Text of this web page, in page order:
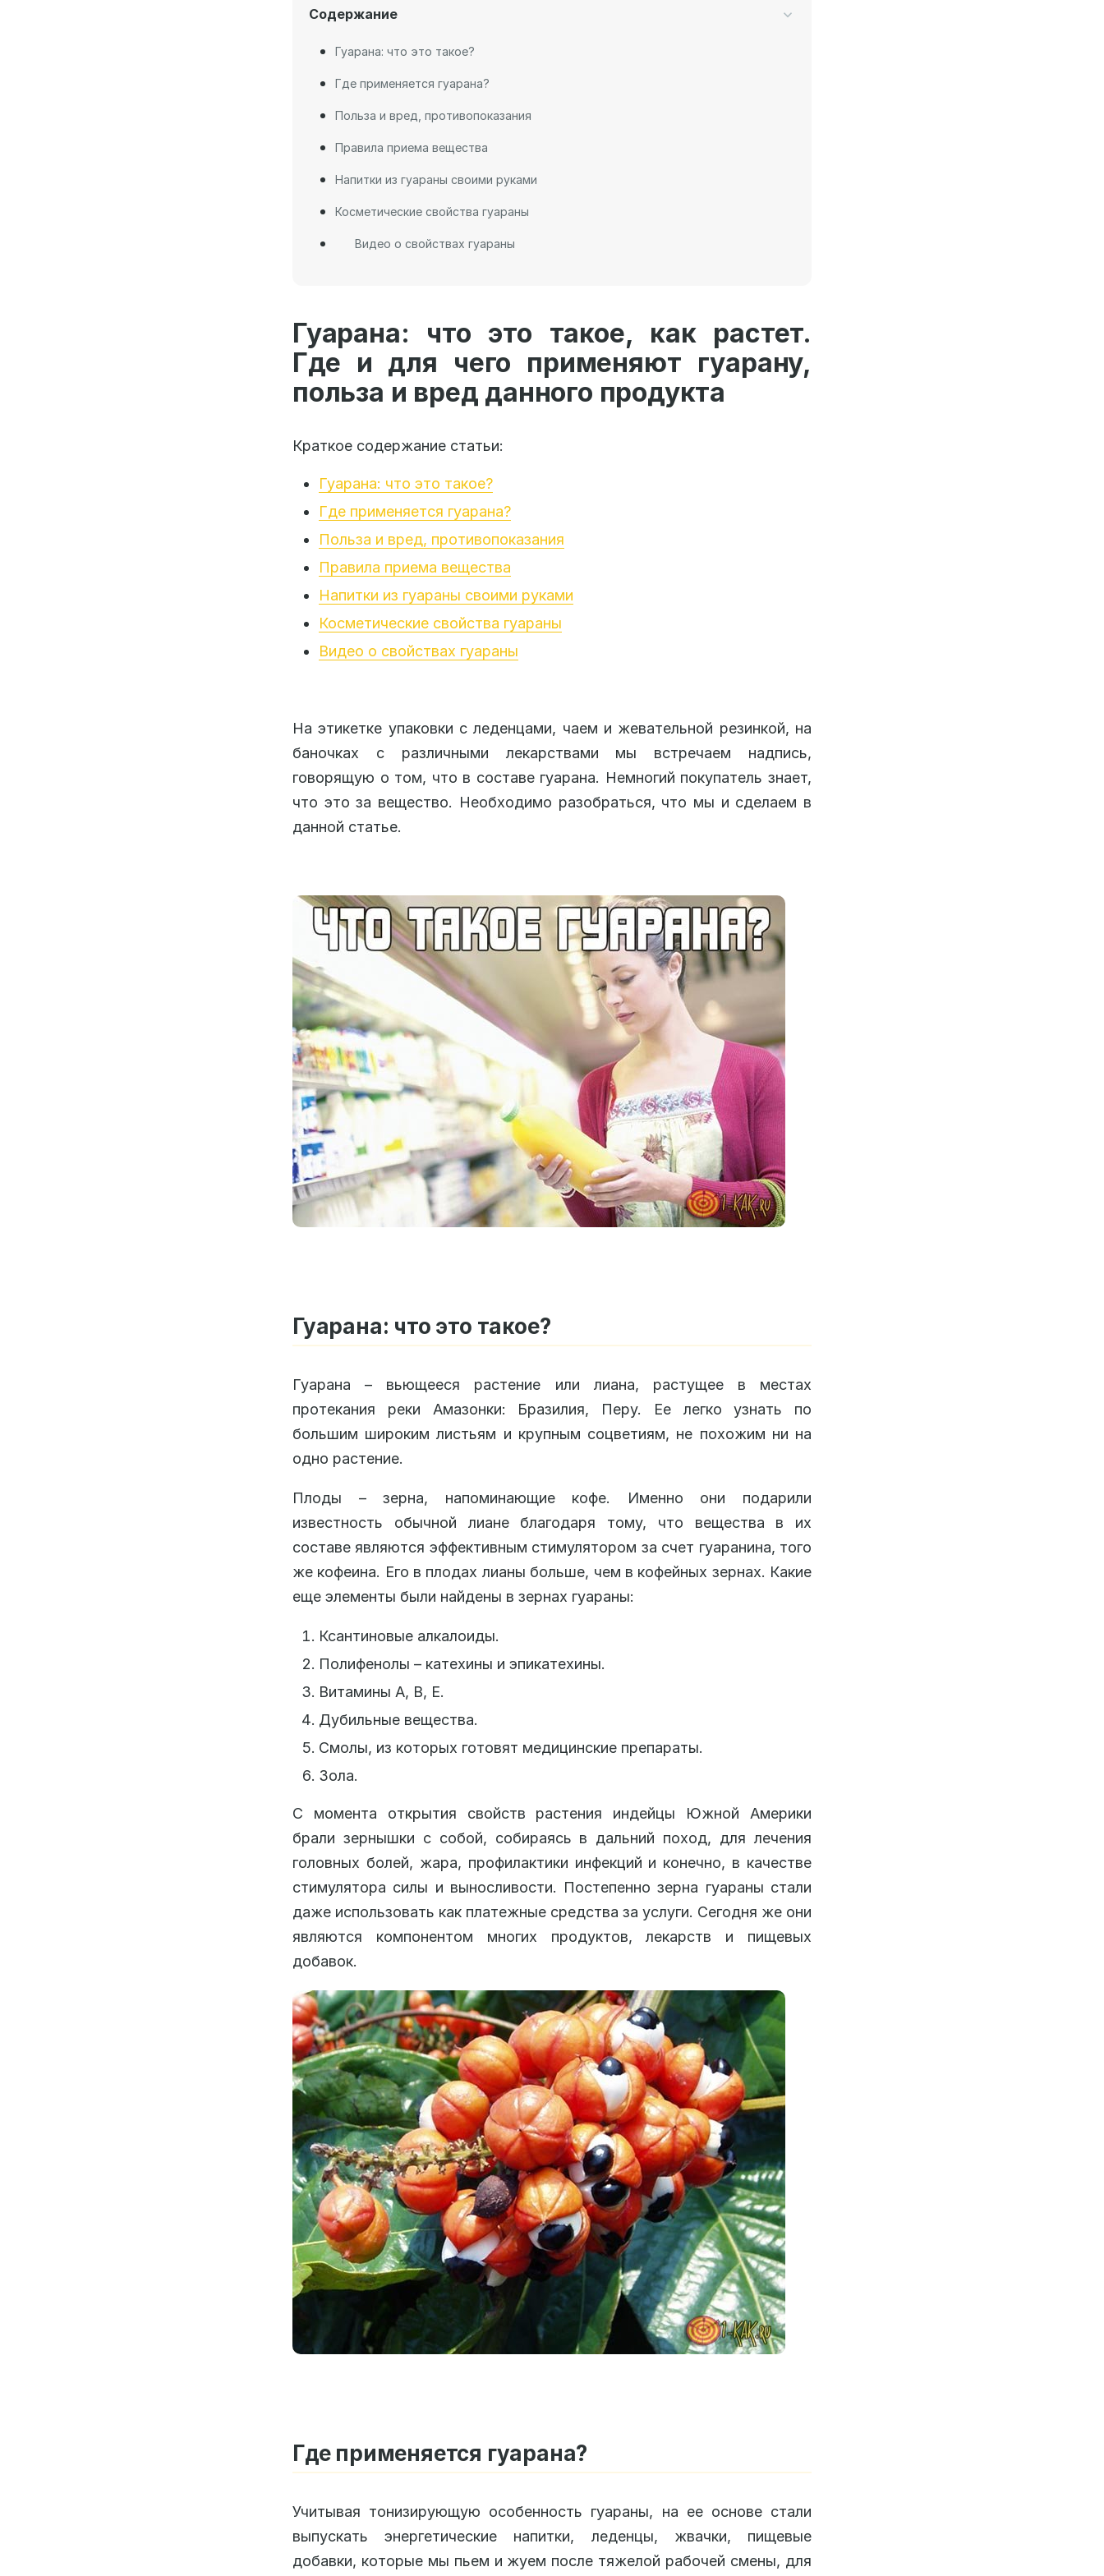
Содержание
Гуарана: что это такое?
Где применяется гуарана?
Польза и вред, противопоказания
Правила приема вещества
Напитки из гуараны своими руками
Косметические свойства гуараны
Видео о свойствах гуараны
Гуарана: что это такое, как растет.
Где и для чего применяют гуарану,
польза и вред данного продукта
Краткое содержание статьи:
Гуарана: что это такое?
Где применяется гуарана?
Польза и вред, противопоказания
Правила приема вещества
Напитки из гуараны своими руками
Косметические свойства гуараны
Видео о свойствах гуараны
На этикетке упаковки с леденцами, чаем и жевательной резинкой, на
баночках с различными лекарствами мы встречаем надпись,
говорящую о том, что в составе гуарана. Немногий покупатель знает,
что это за вещество. Необходимо разобраться, что мы и сделаем в
данной статье.
Гуарана: что это такое?
Гуарана – вьющееся растение или лиана, растущее в местах
протекания реки Амазонки: Бразилия, Перу. Ее легко узнать по
большим широким листьям и крупным соцветиям, не похожим ни на
одно растение.
Плоды – зерна, напоминающие кофе. Именно они подарили
известность обычной лиане благодаря тому, что вещества в их
составе являются эффективным стимулятором за счет гуаранина, того
же кофеина. Его в плодах лианы больше, чем в кофейных зернах. Какие
еще элементы были найдены в зернах гуараны:
Ксантиновые алкалоиды.
Полифенолы – катехины и эпикатехины.
Витамины А, В, Е.
Дубильные вещества.
Смолы, из которых готовят медицинские препараты.
Зола.
С момента открытия свойств растения индейцы Южной Америки
брали зернышки с собой, собираясь в дальний поход, для лечения
головных болей, жара, профилактики инфекций и конечно, в качестве
стимулятора силы и выносливости. Постепенно зерна гуараны стали
даже использовать как платежные средства за услуги. Сегодня же они
являются компонентом многих продуктов, лекарств и пищевых
добавок.
Где применяется гуарана?
Учитывая тонизирующую особенность гуараны, на ее основе стали
выпускать энергетические напитки, леденцы, жвачки, пищевые
добавки, которые мы пьем и жуем после тяжелой рабочей смены, для